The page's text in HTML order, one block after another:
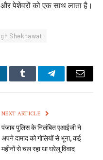
पेशेवरों को एक साथ लाता है।
Shekhawat
Tumblr TelegramEmail
NEXT ARTICLE
पंजाब पुलिस के निलंबित एआईजी ने
अपने दामाद को गोलियों से भूना, कई
महीनों से चल रहा था घरेलू विवाद